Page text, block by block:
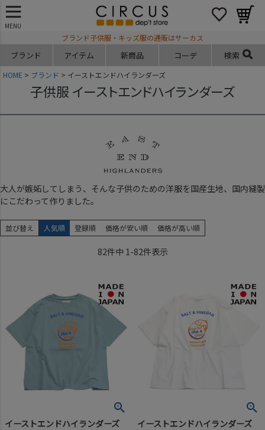
MENU
ブランド子供服・キッズ服の通販はサーカス
ブランド アイテム 新商品 コーデ 検索
HOME ブランド イーストエンドハイランダーズ
子供服 イーストエンドハイランダーズ
大人が嫉妬してしまう、そんな子供のための洋服を国産生地、国内縫製
にこだわって作りました。
並び替え 人気順 登録順 価格が安い順 価格が高い順
82件中 1 -82件表示
イーストエンドハイランダーズ イーストエンドハイランダーズ